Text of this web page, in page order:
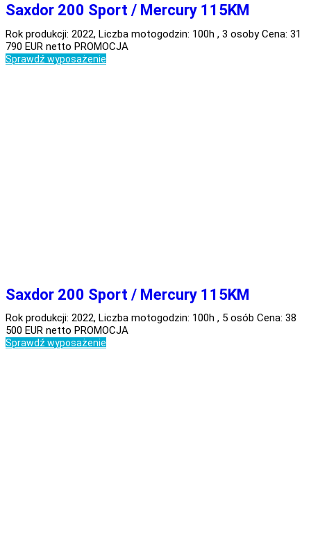
Saxdor 200 Sport / Mercury 115KM
Rok produkcji: 2022, Liczba motogodzin: 100h , 3 osoby Cena: 31
790 EUR netto PROMOCJA
Sprawdź wyposażenie
Saxdor 200 Sport / Mercury 115KM
Rok produkcji: 2022, Liczba motogodzin: 100h , 5 osób Cena: 38
500 EUR netto PROMOCJA
Sprawdź wyposażenie